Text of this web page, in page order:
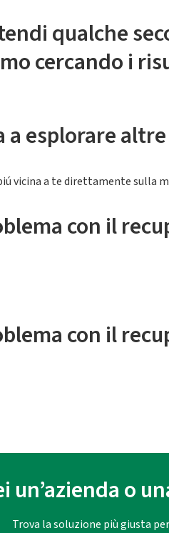
qualche
cercando i
a esplorare
vicina a te direttamente sulla
con il
con il
un’azienda o
Trova la soluzione più giusta